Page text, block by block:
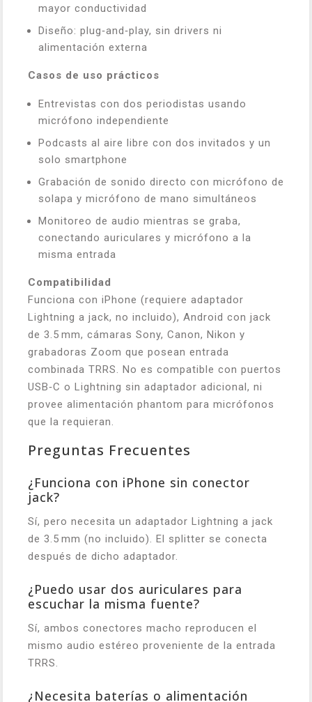
mayor conductividad
Diseño: plug‑and‑play, sin drivers ni
alimentación externa
Casos de uso prácticos
Entrevistas con dos periodistas usando
micrófono independiente
Podcasts al aire libre con dos invitados y un
solo smartphone
Grabación de sonido directo con micrófono de
solapa y micrófono de mano simultáneos
Monitoreo de audio mientras se graba,
conectando auriculares y micrófono a la
misma entrada
Compatibilidad
Funciona con iPhone (requiere adaptador
Lightning a jack, no incluido), Android con jack
de 3.5 mm, cámaras Sony, Canon, Nikon y
grabadoras Zoom que posean entrada
combinada TRRS. No es compatible con puertos
USB‑C o Lightning sin adaptador adicional, ni
provee alimentación phantom para micrófonos
que la requieran.
Preguntas Frecuentes
¿Funciona con iPhone sin conector
jack?
Sí, pero necesita un adaptador Lightning a jack
de 3.5 mm (no incluido). El splitter se conecta
después de dicho adaptador.
¿Puedo usar dos auriculares para
escuchar la misma fuente?
Sí, ambos conectores macho reproducen el
mismo audio estéreo proveniente de la entrada
TRRS.
¿Necesita baterías o alimentación